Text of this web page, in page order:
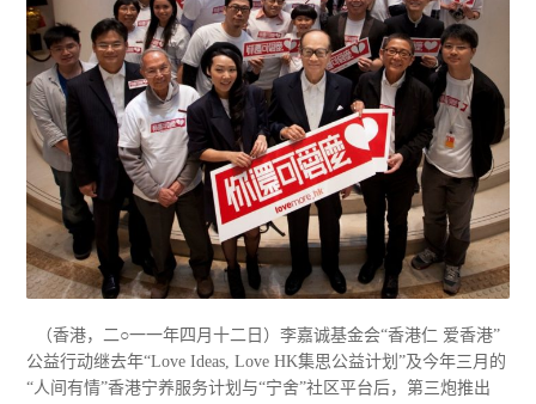
（香港，二○一一年四月十二日）李嘉诚基金会“香港仁 爱香港”
公益行动继去年“Love Ideas, Love HK集思公益计划”及今年三月的
“人间有情”香港宁养服务计划与“宁舍”社区平台后，第三炮推出